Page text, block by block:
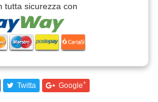
tutta sicurezza con
Twitta Google+